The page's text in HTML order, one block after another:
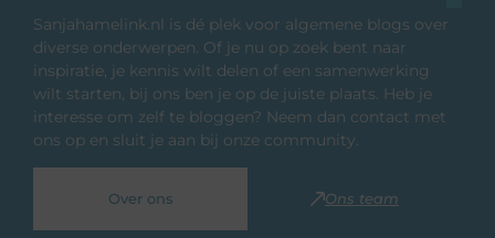
Sanjahamelink.nl is dé plek voor algemene blogs over
diverse onderwerpen. Of je nu op zoek bent naar
inspiratie, je kennis wilt delen of een samenwerking
wilt starten, bij ons ben je op de juiste plaats. Heb je
interesse om zelf te bloggen? Neem dan contact met
ons op en sluit je aan bij onze community.
Over ons Ons team